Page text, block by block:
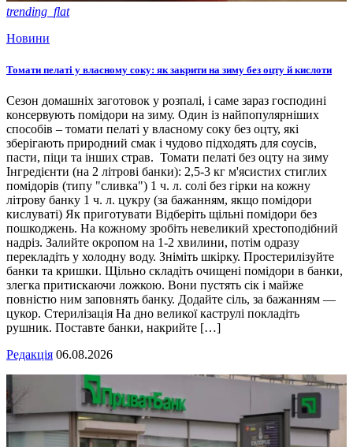
trending_flat
Новини
Томати пелаті у власному соку: як закрити на зиму без оцту й кислоти
Сезон домашніх заготовок у розпалі, і саме зараз господині
консервують помідори на зиму. Один із найпопулярніших
способів – томати пелаті у власному соку без оцту, які
зберігають природний смак і чудово підходять для соусів,
пасти, піци та інших страв. Томати пелаті без оцту на зиму
Інгредієнти (на 2 літрові банки): 2,5-3 кг м'ясистих стиглих
помідорів (типу "сливка") 1 ч. л. солі без гірки на кожну
літрову банку 1 ч. л. цукру (за бажанням, якщо помідори
кислуваті) Як приготувати Відберіть щільні помідори без
пошкоджень. На кожному зробіть невеликий хрестоподібний
надріз. Залийте окропом на 1-2 хвилини, потім одразу
перекладіть у холодну воду. Зніміть шкірку. Простерилізуйте
банки та кришки. Щільно складіть очищені помідори в банки,
злегка притискаючи ложкою. Вони пустять сік і майже
повністю ним заповнять банку. Додайте сіль, за бажанням —
цукор. Стерилізація На дно великої каструлі покладіть
рушник. Поставте банки, накрийте […]
Редакція 06.08.2026